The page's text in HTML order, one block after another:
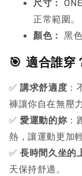
尺寸：
正常範圍。
顏色：
黑
🎯 適合誰穿
✅講求舒適度 ：
褲讓你自在無壓力
✅愛運動的妳 ：
熱，讓運動更加輕
✅長時間久坐的
天保持舒適。